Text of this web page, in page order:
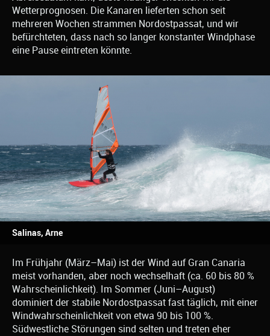
Wetterprognosen. Die Kanaren lieferten schon seit
mehreren Wochen strammen Nordostpassat, und wir
befürchteten, dass nach so langer konstanter Windphase
eine Pause eintreten könnte.
Salinas, Arne
Im Frühjahr (März–Mai) ist der Wind auf Gran Canaria
meist vorhanden, aber noch wechselhaft (ca. 60 bis 80 %
Wahrscheinlichkeit). Im Sommer (Juni–August)
dominiert der stabile Nordostpassat fast täglich, mit einer
Windwahrscheinlichkeit von etwa 90 bis 100 %.
Südwestliche Störungen sind selten und treten eher